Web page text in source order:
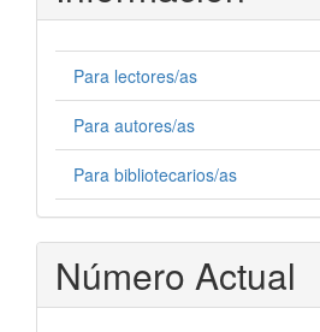
Para lectores/as
Para autores/as
Para bibliotecarios/as
Número Actual